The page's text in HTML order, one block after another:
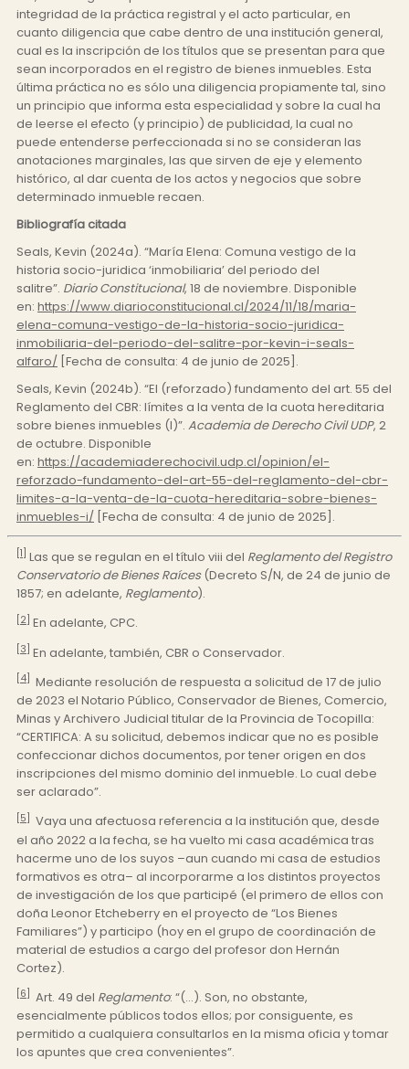
integridad de la práctica registral y el acto particular, en
cuanto diligencia que cabe dentro de una institución general,
cual es la inscripción de los títulos que se presentan para que
sean incorporados en el registro de bienes inmuebles. Esta
última práctica no es sólo una diligencia propiamente tal, sino
un principio que informa esta especialidad y sobre la cual ha
de leerse el efecto (y principio) de publicidad, la cual no
puede entenderse perfeccionada si no se consideran las
anotaciones marginales, las que sirven de eje y elemento
histórico, al dar cuenta de los actos y negocios que sobre
determinado inmueble recaen.
Bibliografía citada
Seals, Kevin (2024a). “María Elena: Comuna vestigo de la
historia socio-juridica ‘inmobiliaria’ del periodo del
salitre”. Diario Constitucional, 18 de noviembre. Disponible
en: https://www.diarioconstitucional.cl/2024/11/18/maria-
elena-comuna-vestigo-de-la-historia-socio-juridica-
inmobiliaria-del-periodo-del-salitre-por-kevin-i-seals-
alfaro/ [Fecha de consulta: 4 de junio de 2025].
Seals, Kevin (2024b). “El (reforzado) fundamento del art. 55 del
Reglamento del CBR: límites a la venta de la cuota hereditaria
sobre bienes inmuebles (I)”. Academia de Derecho Civil UDP, 2
de octubre. Disponible
en: https://academiaderechocivil.udp.cl/opinion/el-
reforzado-fundamento-del-art-55-del-reglamento-del-cbr-
limites-a-la-venta-de-la-cuota-hereditaria-sobre-bienes-
inmuebles-i/ [Fecha de consulta: 4 de junio de 2025].
[1] Las que se regulan en el título viii del Reglamento del Registro
Conservatorio de Bienes Raíces(Decreto S/N, de 24 de junio de
1857; en adelante, Reglamento).
[2] En adelante, CPC.
[3] En adelante, también, CBR o Conservador.
[4]
Mediante resolución de respuesta a solicitud de 17 de julio
de 2023 el Notario Público, Conservador de Bienes, Comercio,
Minas y Archivero Judicial titular de la Provincia de Tocopilla:
“CERTIFICA: A su solicitud, debemos indicar que no es posible
confeccionar dichos documentos, por tener origen en dos
inscripciones del mismo dominio del inmueble. Lo cual debe
ser aclarado”.
[5] Vaya una afectuosa referencia a la institución que, desde
el año 2022 a la fecha, se ha vuelto mi casa académica tras
hacerme uno de los suyos –aun cuando mi casa de estudios
formativos es otra– al incorporarme a los distintos proyectos
de investigación de los que participé (el primero de ellos con
doña Leonor Etcheberry en el proyecto de “Los Bienes
Familiares”) y participo (hoy en el grupo de coordinación de
material de estudios a cargo del profesor don Hernán
Cortez).
[6] Art. 49 del Reglamento: “(…). Son, no obstante,
esencialmente públicos todos ellos; por consiguente, es
permitido a cualquiera consultarlos en la misma oficia y tomar
los apuntes que crea convenientes”.